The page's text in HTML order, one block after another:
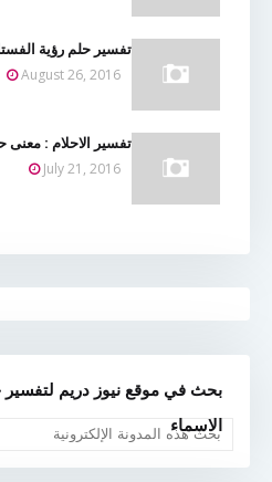
تفسير حلم رؤية
August 26, 2016
تفسير الاحلام : معنى
July 21, 2016
بحث في موقع نيوز دريم لتفسير
الاسماء